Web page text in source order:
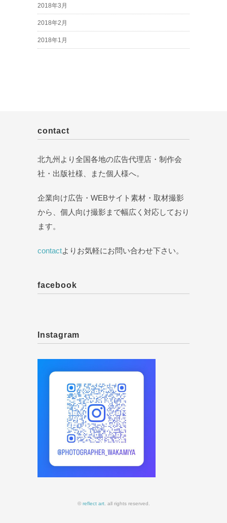
2018年3月
2018年2月
2018年1月
contact
北九州より全国各地の広告代理店・制作会
社・出版社様、また個人様へ。
企業向け広告・WEBサイト素材・取材撮影
から、個人向け撮影まで幅広く対応しており
ます。
contactよりお気軽にお問い合わせ下さい。
facebook
Instagram
© reflect art. all rights reserved.